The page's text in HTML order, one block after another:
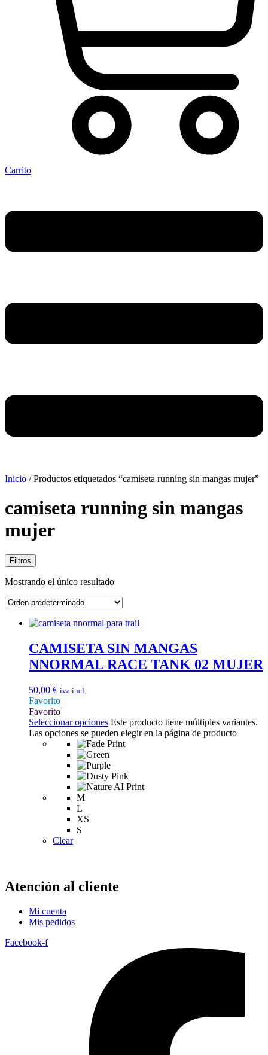
Carrito
Inicio / Productos etiquetados “camiseta running sin mangas mujer”
camiseta running sin mangas
mujer
Filtros
Mostrando el único resultado
CAMISETA SIN MANGAS
NNORMAL RACE TANK 02 MUJER
50,00 € iva incl.
Favorito
Favorito
Seleccionar opciones Este producto tiene múltiples variantes.
Las opciones se pueden elegir en la página de producto
M
L
XS
S
Clear
Atención al cliente
Mi cuenta
Mis pedidos
Facebook-f